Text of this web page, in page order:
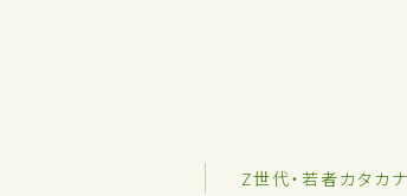
Z世代・若者カタカ